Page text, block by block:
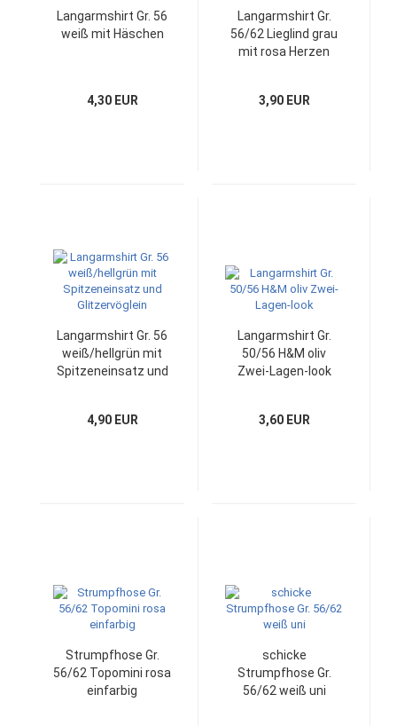
Langarmshirt Gr. 56
weiß mit Häschen
4,30 EUR
Langarmshirt Gr.
56/62 Lieglind grau
mit rosa Herzen
3,90 EUR
Langarmshirt Gr. 56
weiß/hellgrün mit
Spitzeneinsatz und
4,90 EUR
Langarmshirt Gr.
50/56 H&M oliv
Zwei-Lagen-look
3,60 EUR
Strumpfhose Gr.
56/62 Topomini rosa
einfarbig
schicke
Strumpfhose Gr.
56/62 weiß uni